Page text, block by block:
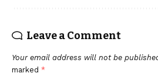
Leave a Comment
Your email address will not be
marked *